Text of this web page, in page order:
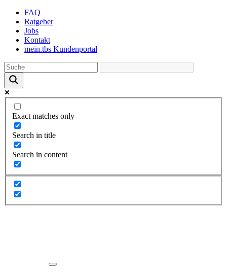
Skip
content
FAQ
Ratgeber
Jobs
Kontakt
mein.tbs Kundenportal
Exact matches only
Search in title
Search in content